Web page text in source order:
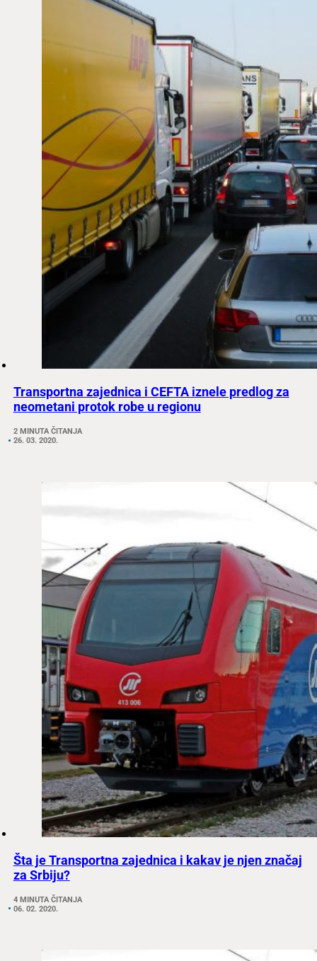
Transportna zajednica i CEFTA iznele predlog za
neometani protok robe u regionu
2 MINUTA ČITANJA
26. 03. 2020.
Šta je Transportna zajednica i kakav je njen značaj
za Srbiju?
4 MINUTA ČITANJA
06. 02. 2020.